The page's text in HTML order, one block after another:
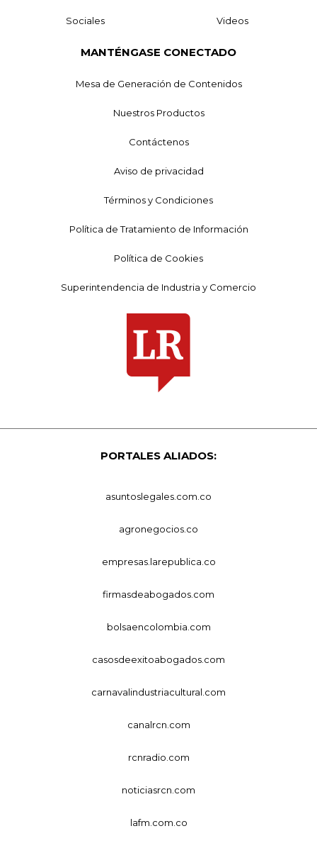
Sociales Videos
MANTÉNGASE CONECTADO
Mesa de Generación de Contenidos
Nuestros Productos
Contáctenos
Aviso de privacidad
Términos y Condiciones
Política de Tratamiento de Información
Política de Cookies
Superintendencia de Industria y Comercio
PORTALES ALIADOS:
asuntoslegales.com.co
agronegocios.co
empresas.larepublica.co
firmasdeabogados.com
bolsaencolombia.com
casosdeexitoabogados.com
carnavalindustriacultural.com
canalrcn.com
rcnradio.com
noticiasrcn.com
lafm.com.co